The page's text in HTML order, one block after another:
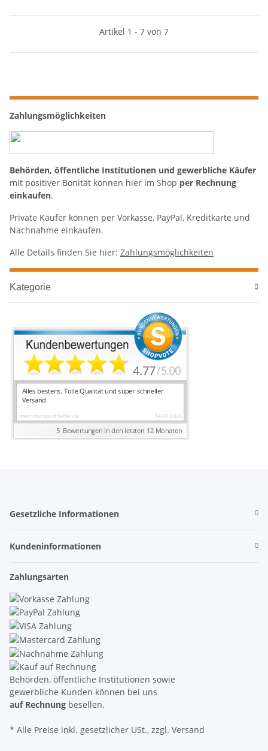
Artikel 1 - 7 von 7
Zahlungsmöglichkeiten
Behörden, öffentliche Institutionen und gewerbliche Käufer
mit positiver Bonität können hier im Shop per Rechnung
einkaufen.
Private Käufer können per Vorkasse, PayPal, Kreditkarte und
Nachnahme einkaufen.
Alle Details finden Sie hier: Zahlungsmöglichkeiten
Kategorie
Gesetzliche Informationen
Kundeninformationen
Zahlungsarten
Behörden, öffentliche Institutionen sowie
gewerbliche Kunden können bei uns
auf Rechnung besellen.
* Alle Preise inkl. gesetzlicher USt., zzgl. Versand